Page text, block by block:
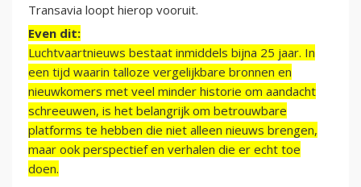
Transavia loopt hierop vooruit.
Even dit:
Luchtvaartnieuws bestaat inmiddels bijna 25 jaar. In
een tijd waarin talloze vergelijkbare bronnen en
nieuwkomers met veel minder historie om aandacht
schreeuwen, is het belangrijk om betrouwbare
platforms te hebben die niet alleen nieuws brengen,
maar ook perspectief en verhalen die er echt toe
doen.